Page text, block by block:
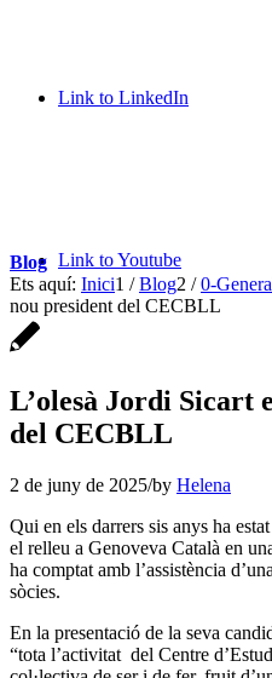
Link to LinkedIn
Link to Youtube
Blog
Ets aquí: Inici1 / Blog2 / 0-
nou president del CECBLL
L’olesà Jordi Sicart
del CECBLL
2 de juny de 2025/by Helena
Qui en els darrers sis anys ha
el relleu a Genoveva Català en
ha comptat amb l’assistència
sòcies.
En la presentació de la seva
“tota l’activitat del Centre